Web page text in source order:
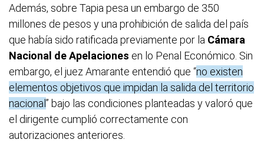
Además, sobre Tapia pesa un embargo de 350
millones de pesos y una prohibición de salida del país
que había sido ratificada previamente por la Cámara
Nacional de Apelaciones en lo Penal Económico. Sin
embargo, el juez Amarante entendió que “no existen
elementos objetivos que impidan la salida del territorio
nacional” bajo las condiciones planteadas y valoró que
el dirigente cumplió correctamente con
autorizaciones anteriores.